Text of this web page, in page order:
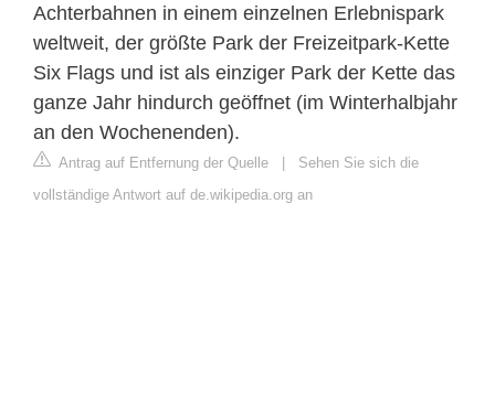
Achterbahnen in einem einzelnen Erlebnispark
weltweit, der größte Park der Freizeitpark-Kette
Six Flags und ist als einziger Park der Kette das
ganze Jahr hindurch geöffnet (im Winterhalbjahr
an den Wochenenden).
Antrag auf Entfernung der Quelle | Sehen Sie sich die
vollständige Antwort auf de.wikipedia.org an